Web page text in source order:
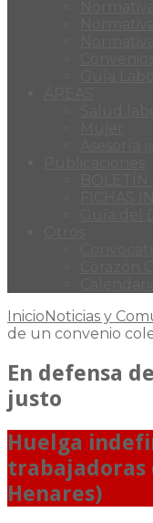
InicioNoticias y
de un convenio
En defensa
justo
Huelga
trabajadoras
Henares)